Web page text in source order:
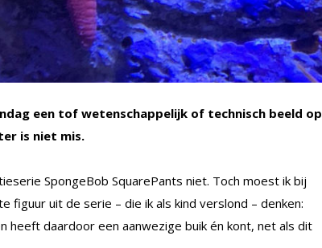
een tof wetenschappelijk of technisch beeld op
is niet mis.
SpongeBob SquarePants niet. Toch moest ik bij
figuur uit de serie – die ik als kind verslond – denken:
heeft daardoor een aanwezige buik én kont, net als dit